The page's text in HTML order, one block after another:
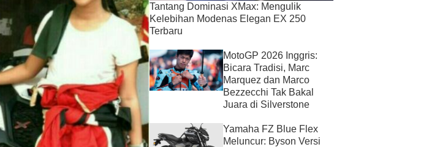
Tantang Dominasi XMax: Mengulik
Kelebihan Modenas Elegan EX 250
Terbaru
MotoGP 2026 Inggris:
Bicara Tradisi, Marc
Marquez dan Marco
Bezzecchi Tak Bakal
Juara di Silverstone
Yamaha FZ Blue Flex
Meluncur: Byson Versi